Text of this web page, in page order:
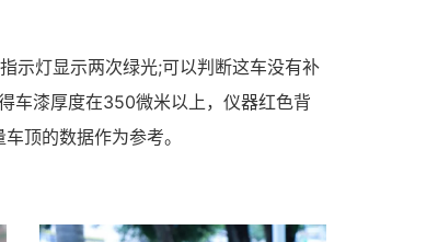
示灯显示两次绿光;可以判断这车没有补
车漆厚度在350微米以上，仪器红色背
顶的数据作为参考。